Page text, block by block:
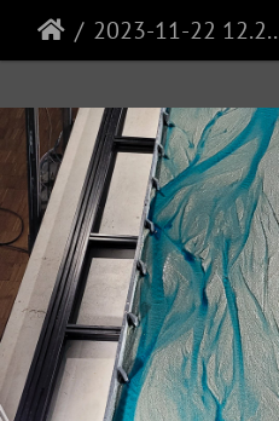
2023-